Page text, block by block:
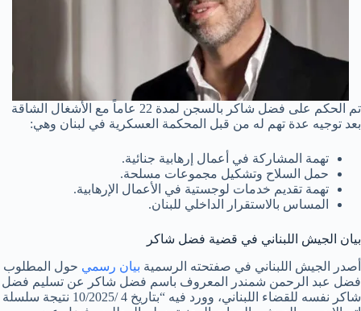
تم الحكم على فضل شاكر بالسجن لمدة 22 عاماً مع الأشغال الشاقة
بعد توجيه عدة تهم له من قبل المحكمة العسكرية في لبنان وهي:
تهمة المشاركة في أعمال إرهابية جنائية.
حمل السلاح وتشكيل مجموعات مسلحة.
تهمة تقديم خدمات لوجستية في الأعمال الإرهابية.
المساس بالاستقرار الداخلي للبنان.
بيان الجيش اللبناني في قضية فضل شاكر
أصدر الجيش اللبناني في صفتحته الرسمية بيان رسمي حول المطلوب
فضل عبد الرحمن شمندر المعروف باسم فضل شاكر عن تسليم فضل
شاكر نفسه للقضاء اللبناني، وورد فيه “بتاريخ 4 /10/2025 نتيجة سلسلة